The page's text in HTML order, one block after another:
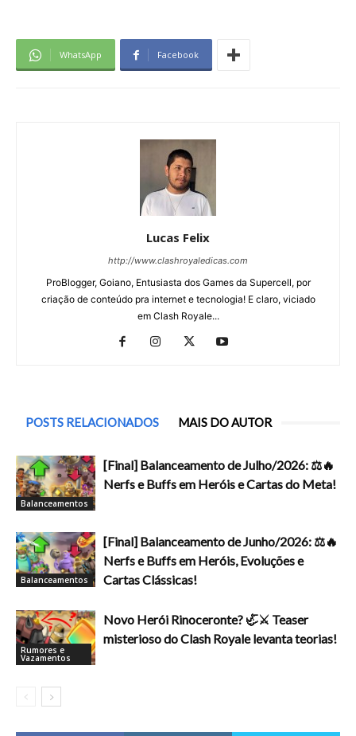
WhatsApp Facebook
Lucas Felix
http://www.clashroyaledicas.com
ProBlogger, Goiano, Entusiasta dos Games da Supercell, por
criação de conteúdo pra internet e tecnologia! E claro, viciado
em Clash Royale...
POSTS RELACIONADOS MAIS DO AUTOR
Balanceamentos
[Final] Balanceamento de Julho/2026: ⚖️🔥
Nerfs e Buffs em Heróis e Cartas do Meta!
Balanceamentos
[Final] Balanceamento de Junho/2026: ⚖️🔥
Nerfs e Buffs em Heróis, Evoluções e
Cartas Clássicas!
Rumores e
Vazamentos
Novo Herói Rinoceronte? 🦏⚔️ Teaser
misterioso do Clash Royale levanta teorias!